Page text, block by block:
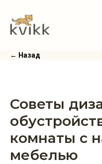
← Назад
Советы
комнаты с
мебелью